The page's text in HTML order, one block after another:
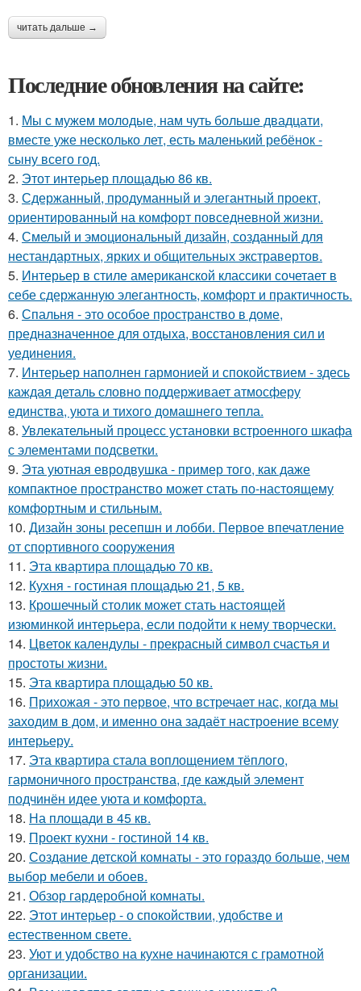
читать дальше →
Последние обновления на сайте:
1. Мы с мужем молодые, нам чуть больше двадцати,
вместе уже несколько лет, есть маленький ребёнок -
сыну всего год.
2. Этот интерьер площадью 86 кв.
3. Сдержанный, продуманный и элегантный проект,
ориентированный на комфорт повседневной жизни.
4. Смелый и эмоциональный дизайн, созданный для
нестандартных, ярких и общительных экстравертов.
5. Интерьер в стиле американской классики сочетает в
себе сдержанную элегантность, комфорт и практичность.
6. Спальня - это особое пространство в доме,
предназначенное для отдыха, восстановления сил и
уединения.
7. Интерьер наполнен гармонией и спокойствием - здесь
каждая деталь словно поддерживает атмосферу
единства, уюта и тихого домашнего тепла.
8. Увлекательный процесс установки встроенного шкафа
с элементами подсветки.
9. Эта уютная евродвушка - пример того, как даже
компактное пространство может стать по-настоящему
комфортным и стильным.
10. Дизайн зоны ресепшн и лобби. Первое впечатление
от спортивного сооружения
11. Эта квартира площадью 70 кв.
12. Кухня - гостиная площадью 21, 5 кв.
13. Крошечный столик может стать настоящей
изюминкой интерьера, если подойти к нему творчески.
14. Цветок календулы - прекрасный символ счастья и
простоты жизни.
15. Эта квартира площадью 50 кв.
16. Прихожая - это первое, что встречает нас, когда мы
заходим в дом, и именно она задаёт настроение всему
интерьеру.
17. Эта квартира стала воплощением тёплого,
гармоничного пространства, где каждый элемент
подчинён идее уюта и комфорта.
18. На площади в 45 кв.
19. Проект кухни - гостиной 14 кв.
20. Создание детской комнаты - это гораздо больше, чем
выбор мебели и обоев.
21. Обзор гардеробной комнаты.
22. Этот интерьер - о спокойствии, удобстве и
естественном свете.
23. Уют и удобство на кухне начинаются с грамотной
организации.